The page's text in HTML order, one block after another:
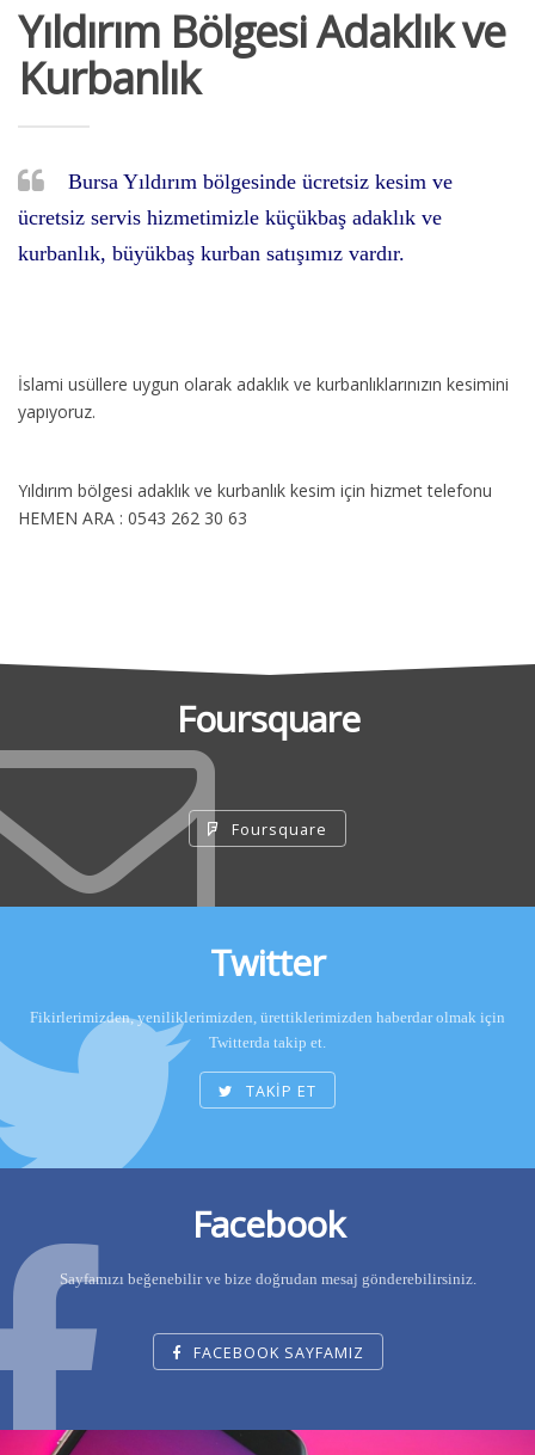
Yıldırım Bölgesi Adaklık ve
Kurbanlık
Bursa Yıldırım bölgesinde ücretsiz kesim ve
ücretsiz servis hizmetimizle küçükbaş adaklık ve
kurbanlık, büyükbaş kurban satışımız vardır.
İslami usüllere uygun olarak adaklık ve kurbanlıklarınızın kesimini
yapıyoruz.
Yıldırım bölgesi adaklık ve kurbanlık kesim için hizmet telefonu
HEMEN ARA : 0543 262 30 63
Foursquare
Foursquare
Twitter
Fikirlerimizden, yeniliklerimizden, ürettiklerimizden haberdar olmak için
Twitterda takip et.
TAKİP ET
Facebook
Sayfamızı beğenebilir ve bize doğrudan mesaj gönderebilirsiniz.
FACEBOOK SAYFAMIZ